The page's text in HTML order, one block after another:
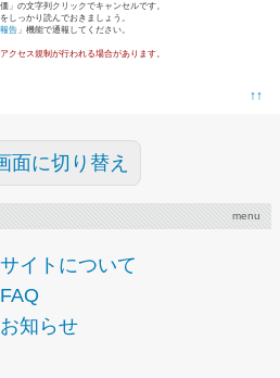
」の文字列クリックでキャンセルです。
をしっかり読んでおきましょう。
告 」機能で通報してください。
クセス規制が行われる場合があります。
↑↑
面に切り替え
menu
サイトについて
FAQ
お知らせ